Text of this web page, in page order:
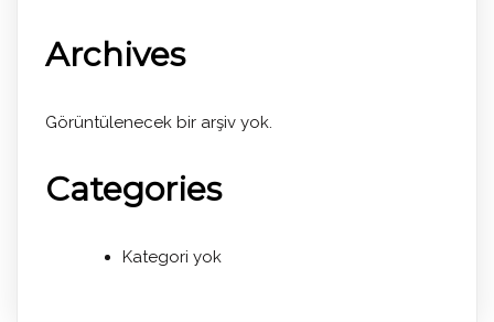
Archives
Görüntülenecek bir arşiv yok.
Categories
Kategori yok